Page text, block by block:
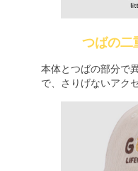
つばの二
本体とつばの部分で
で、さりげないアク